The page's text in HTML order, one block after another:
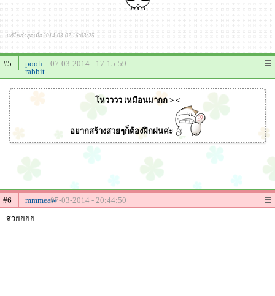
แก้ไขล่าสุดเมื่อ 2014-03-07 16:03:25
#5
pooh-
rabbit
07-03-2014 - 17:15:59
โหวววว เหมือนมากก > <
อยากสร้างสวยๆก็ต้องฝึกฝนค่ะ
#6 mmmeaw07-03-2014 - 20:44:50
สวยยยย